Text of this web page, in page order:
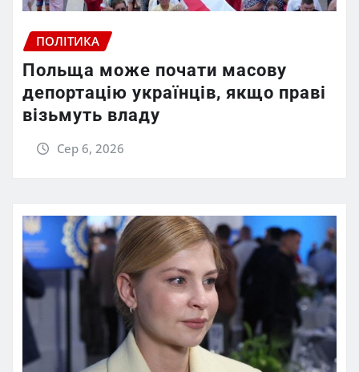
ПОЛІТИКА
Польща може почати масову
депортацію українців, якщо праві
візьмуть владу
Сер 6, 2026